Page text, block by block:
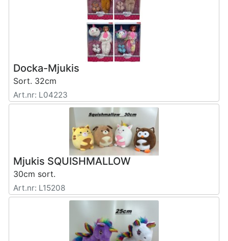
Docka-Mjukis
Sort. 32cm
Art.nr: L04223
Mjukis SQUISHMALLOW
30cm sort.
Art.nr: L15208